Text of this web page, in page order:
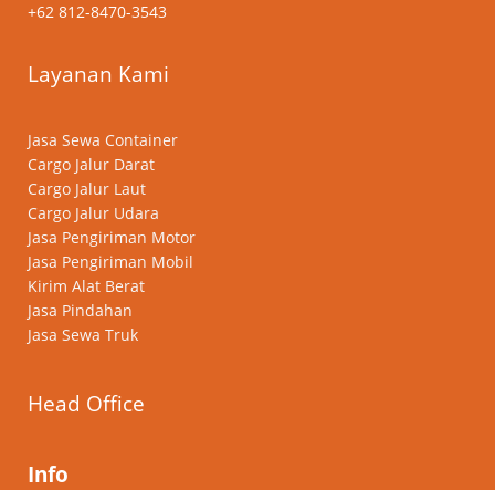
+62 812-8470-3543
Layanan Kami
Jasa Sewa Container
Cargo Jalur Darat
Cargo Jalur Laut
Cargo Jalur Udara
Jasa Pengiriman Motor
Jasa Pengiriman Mobil
Kirim Alat Berat
Jasa Pindahan
Jasa Sewa Truk
Head Office
Info